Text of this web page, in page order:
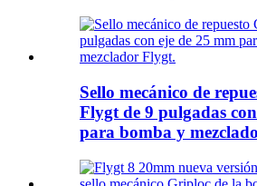
Sello mecánico de
Flygt de 9 pulgadas
para bomba y